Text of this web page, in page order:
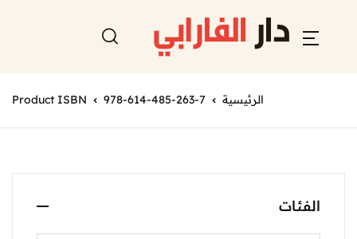
الرئيسية Product ISBN 978-614-485-263-7
الفئات